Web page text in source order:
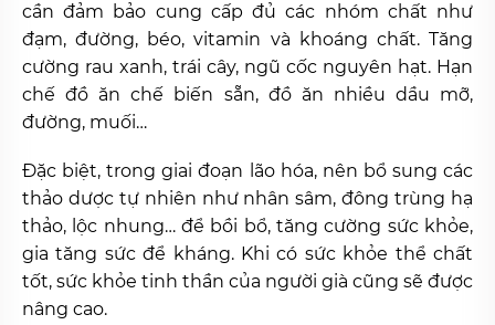
cần đảm bảo cung cấp đủ các nhóm chất như
đạm, đường, béo, vitamin và khoáng chất. Tăng
cường rau xanh, trái cây, ngũ cốc nguyên hạt. Hạn
chế đồ ăn chế biến sẵn, đồ ăn nhiều dầu mỡ,
đường, muối…
Đặc biệt, trong giai đoạn lão hóa, nên bổ sung các
thảo dược tự nhiên như nhân sâm, đông trùng hạ
thảo, lộc nhung… để bồi bổ, tăng cường sức khỏe,
gia tăng sức để kháng. Khi có sức khỏe thể chất
tốt, sức khỏe tinh thần của người già cũng sẽ được
nâng cao.